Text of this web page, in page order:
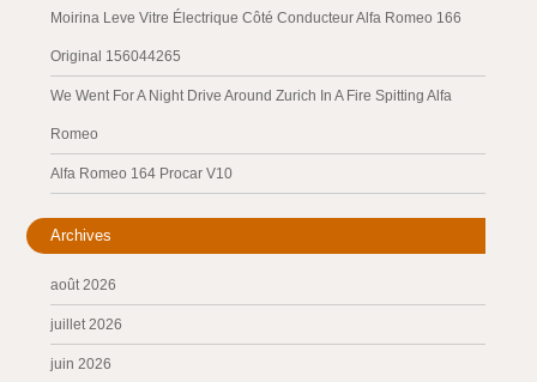
Moirina Leve Vitre Électrique Côté Conducteur Alfa Romeo 166
Original 156044265
We Went For A Night Drive Around Zurich In A Fire Spitting Alfa
Romeo
Alfa Romeo 164 Procar V10
Archives
août 2026
juillet 2026
juin 2026